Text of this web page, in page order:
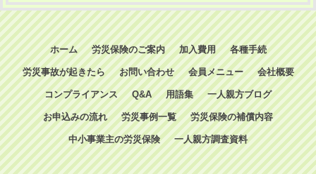
ホーム 労災保険のご案内 加入費用 各種手続
労災事故が起きたら お問い合わせ 会員メニュー 会社概要
コンプライアンス Q&A 用語集 一人親方ブログ
お申込みの流れ 労災事例一覧 労災保険の補償内容
中小事業主の労災保険 一人親方調査資料